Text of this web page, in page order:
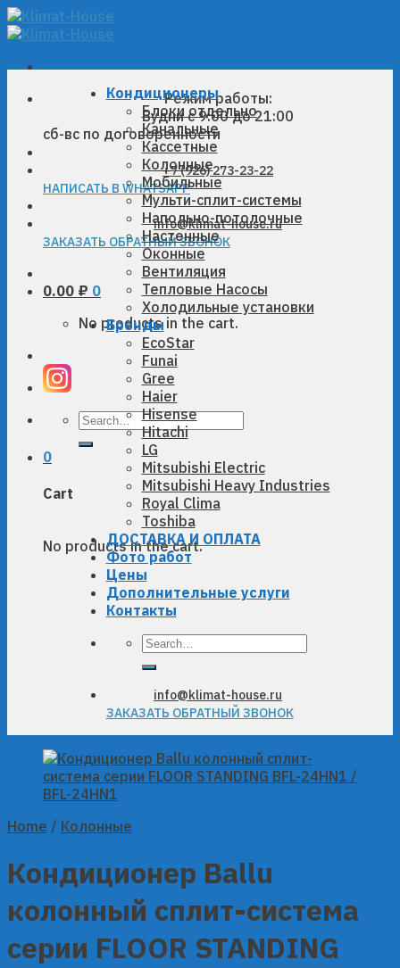
Skip
to
Режим работы:
Будни с 9:00 до 21:00
сб-вс по договоренности
+7 (926) 273-23-22
НАПИСАТЬ В WHATSAPP
info@klimat-house.ru
ЗАКАЗАТЬ ОБРАТНЫЙ ЗВОНОК
0.00 ₽ 0
No products in the cart.
Search
0
Cart
No products in the cart.
Кондиционеры
Блоки отдельно
Канальные
Кассетные
Колонные
Мобильные
Мульти-сплит-системы
Напольно-потолочные
Настенные
Оконные
Вентиляция
Тепловые Насосы
Холодильные установки
Бренды
EcoStar
Funai
Gree
Haier
Hisense
Hitachi
LG
Mitsubishi Electric
Mitsubishi Heavy Industries
Royal Clima
Toshiba
ДОСТАВКА И ОПЛАТА
Фото работ
Цены
Дополнительные услуги
Контакты
Search
info@klimat-house.ru
ЗАКАЗАТЬ ОБРАТНЫЙ ЗВОНОК
Home / Колонные
Кондиционер Ballu
колонный сплит-система
серии FLOOR STANDING